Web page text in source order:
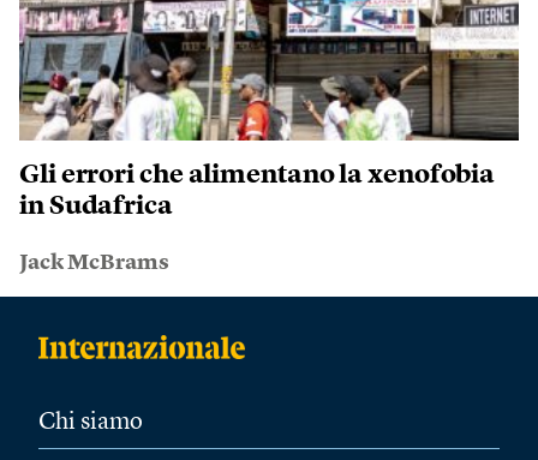
Gli errori che alimentano la xenofobia
in Sudafrica
Jack McBrams
Chi siamo